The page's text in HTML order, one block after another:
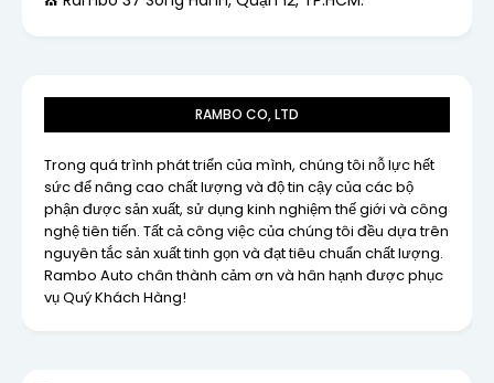
RAMBO CO, LTD
Trong quá trình phát triển của mình, chúng tôi nỗ lực hết
sức để nâng cao chất lượng và độ tin cậy của các bộ
phận được sản xuất, sử dụng kinh nghiệm thế giới và công
nghệ tiên tiến. Tất cả công việc của chúng tôi đều dựa trên
nguyên tắc sản xuất tinh gọn và đạt tiêu chuẩn chất lượng.
Rambo Auto chân thành cảm ơn và hân hạnh được phục
vụ Quý Khách Hàng!